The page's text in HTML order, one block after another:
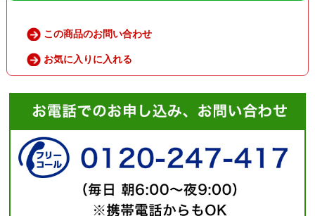
この商品のお問い合わせ
お気に入りに入れる